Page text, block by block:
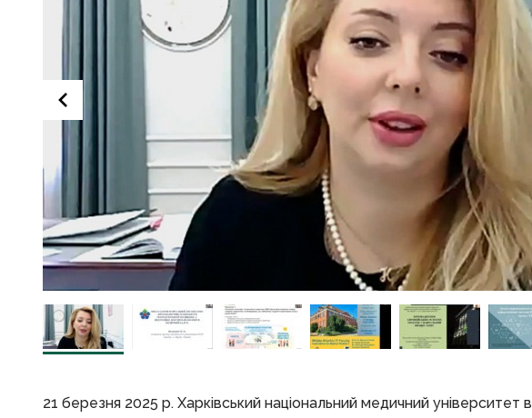
21 березня 2025 р. Харківський національний медичний університет